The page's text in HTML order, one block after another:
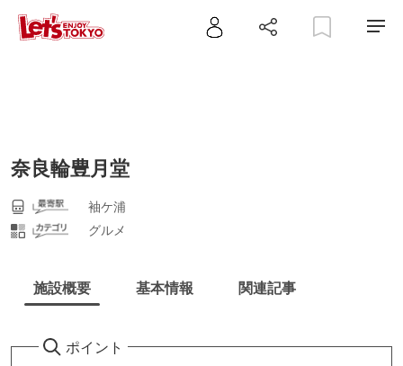
奈良輪豊月堂
袖ケ浦
グルメ
施設概要 基本情報 関連記事
ポイント